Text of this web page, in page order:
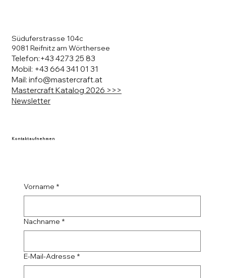
Süduferstrasse 104c
9081 Reifnitz am Wörthersee
Telefon:+43 4273 25 83
Mobil: +43 664 341 01 31
Mail: info@mastercraft.at
Mastercraft Katalog 2026 >>>
Newsletter
Kontakt aufnehmen
Vorname *
Nachname *
E-Mail-Adresse *